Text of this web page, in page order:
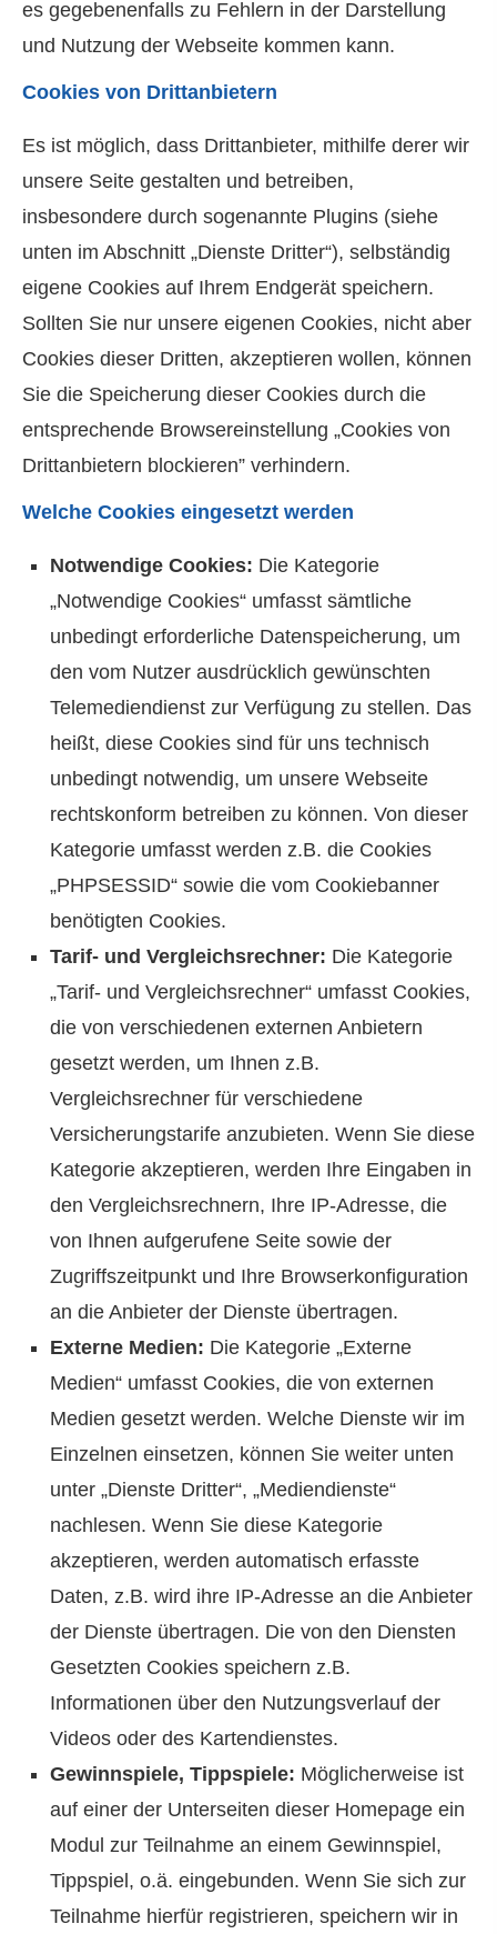
es gegebenenfalls zu Fehlern in der Darstellung
und Nutzung der Webseite kommen kann.
Cookies von Drittanbietern
Es ist möglich, dass Drittanbieter, mithilfe derer wir
unsere Seite gestalten und betreiben,
insbesondere durch sogenannte Plugins (siehe
unten im Abschnitt „Dienste Dritter“), selbständig
eigene Cookies auf Ihrem Endgerät speichern.
Sollten Sie nur unsere eigenen Cookies, nicht aber
Cookies dieser Dritten, akzeptieren wollen, können
Sie die Speicherung dieser Cookies durch die
entsprechende Browsereinstellung „Cookies von
Drittanbietern blockieren” verhindern.
Welche Cookies eingesetzt werden
Notwendige Cookies: Die Kategorie
„Notwendige Cookies“ umfasst sämtliche
unbedingt erforderliche Datenspeicherung, um
den vom Nutzer ausdrücklich gewünschten
Telemediendienst zur Verfügung zu stellen. Das
heißt, diese Cookies sind für uns technisch
unbedingt notwendig, um unsere Webseite
rechtskonform betreiben zu können. Von dieser
Kategorie umfasst werden z.B. die Cookies
„PHPSESSID“ sowie die vom Cookiebanner
benötigten Cookies.
Tarif- und Vergleichsrechner: Die Kategorie
„Tarif- und Vergleichsrechner“ umfasst Cookies,
die von verschiedenen externen Anbietern
gesetzt werden, um Ihnen z.B.
Vergleichsrechner für verschiedene
Versicherungstarife anzubieten. Wenn Sie diese
Kategorie akzeptieren, werden Ihre Eingaben in
den Vergleichsrechnern, Ihre IP-Adresse, die
von Ihnen aufgerufene Seite sowie der
Zugriffszeitpunkt und Ihre Browserkonfiguration
an die Anbieter der Dienste übertragen.
Externe Medien: Die Kategorie „Externe
Medien“ umfasst Cookies, die von externen
Medien gesetzt werden. Welche Dienste wir im
Einzelnen einsetzen, können Sie weiter unten
unter „Dienste Dritter“, „Mediendienste“
nachlesen. Wenn Sie diese Kategorie
akzeptieren, werden automatisch erfasste
Daten, z.B. wird ihre IP-Adresse an die Anbieter
der Dienste übertragen. Die von den Diensten
Gesetzten Cookies speichern z.B.
Informationen über den Nutzungsverlauf der
Videos oder des Kartendienstes.
Gewinnspiele, Tippspiele: Möglicherweise ist
auf einer der Unterseiten dieser Homepage ein
Modul zur Teilnahme an einem Gewinnspiel,
Tippspiel, o.ä. eingebunden. Wenn Sie sich zur
Teilnahme hierfür registrieren, speichern wir in